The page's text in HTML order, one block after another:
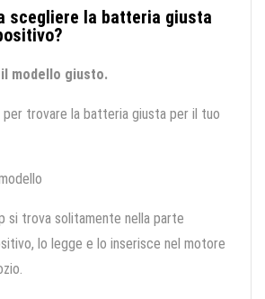
scegliere la batteria giusta
modello giusto.
per trovare la batteria giusta per il tuo
si trova solitamente nella parte
lo legge e lo inserisce nel motore